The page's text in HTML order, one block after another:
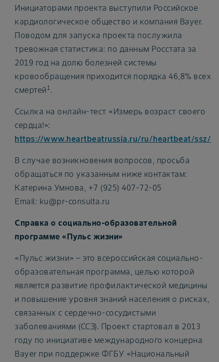
Инициаторами проекта выступили Российское
кардиологическое общество и компания Bayer.
Поводом для запуска проекта послужила
тревожная статистика: по данным Росстата за
2019 год на долю болезней системы
кровообращения приходится порядка 46,8% всех
смертей 1.
Ссылка на онлайн-тест «Измерь возраст своего
сердца!»:
https://www.heartbeatrussia.ru/ru/heartbeat/ssz/
В случае возникновения вопросов, просьба
обращаться по указанным ниже контактам:
Катерина Умнова, +7 (925) 407-72-05
Email: ku@pr-consulta.ru
Справка о социально-образовательной
программе «Пульс жизни»
«Пульс жизни» – это всероссийская социально-
образовательная программа, целью которой
является развитие профилактической медицины
и повышение уровня знаний населения о рисках,
связанных с сердечно-сосудистыми
заболеваниями (ССЗ). Проект стартовал в 2013
году по инициативе международного концерна
Bayer при поддержке ФГБУ «Национальный